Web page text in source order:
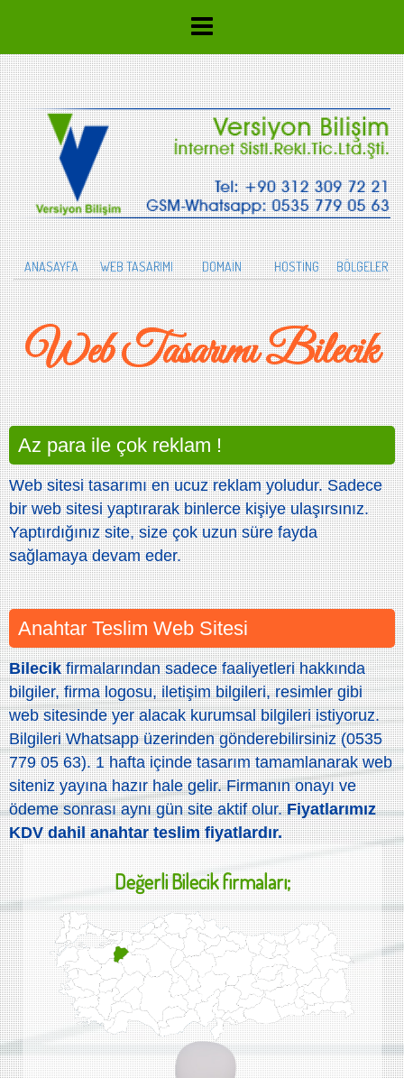
ANASAYFA WEB TASARIMI DOMAİN HOSTİNG BÖLGELER
Web Tasarımı Bilecik
Az para ile çok reklam !
Web sitesi tasarımı en ucuz reklam yoludur. Sadece
bir web sitesi yaptırarak binlerce kişiye ulaşırsınız.
Yaptırdığınız site, size çok uzun süre fayda
sağlamaya devam eder.
Anahtar Teslim Web Sitesi
Bilecikfirmalarından sadece faaliyetleri hakkında
bilgiler, firma logosu, iletişim bilgileri, resimler gibi
web sitesinde yer alacak kurumsal bilgileri istiyoruz.
Bilgileri Whatsapp üzerinden gönderebilirsiniz (0535
779 05 63). 1 hafta içinde tasarım tamamlanarak web
siteniz yayına hazır hale gelir. Firmanın onayı ve
ödeme sonrası aynı gün site aktif olur.Fiyatlarımız
KDV dahil anahtar teslim fiyatlardır.
DeğerliBilecikfirmaları;